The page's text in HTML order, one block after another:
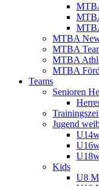
MTBA
MTBA
MTBA
MTBA
Teams
Senioren
Jugend
Kids
U8